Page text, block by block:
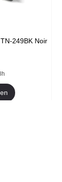
249BK Noir